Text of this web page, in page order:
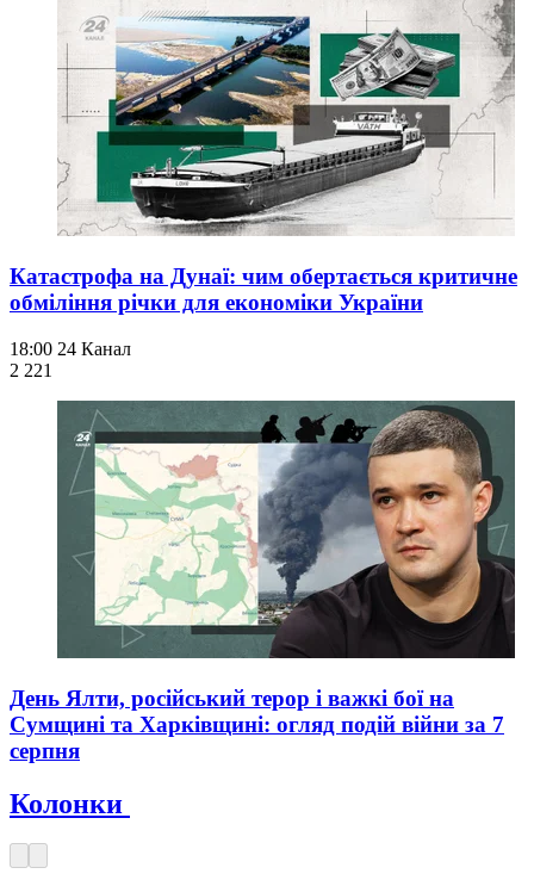
Катастрофа на Дунаї: чим обертається критичне
обміління річки для економіки України
18:00 24 Канал
2 221
День Ялти, російський терор і важкі бої на
Сумщині та Харківщині: огляд подій війни за 7
серпня
Колонки